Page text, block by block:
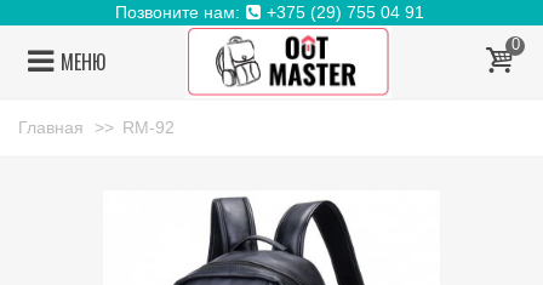
Позвоните нам: +375 (29) 755 04 91
МЕНЮ
0
Главная >> RM-92